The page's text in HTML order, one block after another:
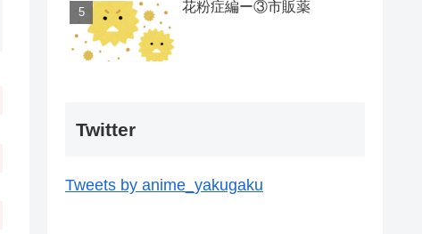
花粉症編ー③市販薬
Twitter
Tweets by anime_yakugaku